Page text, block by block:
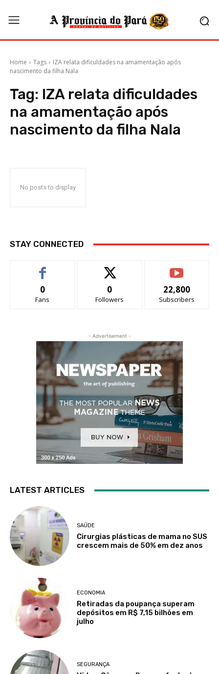
Home Tags
IZA relata dificuldades na amamentação após
nascimento da filha Nala
Tag: IZA relata dificuldades
na amamentação após
nascimento da filha Nala
No posts to display
STAY CONNECTED
0
Fans
0
Followers
22,800
Subscribers
- Advertisement -
LATEST ARTICLES
SAÚDE
Cirurgias plásticas de mama no SUS
crescem mais de 50% em dez anos
ECONOMIA
Retiradas da poupança superam
depósitos em R$ 7,15 bilhões em
julho
SEGURANÇA